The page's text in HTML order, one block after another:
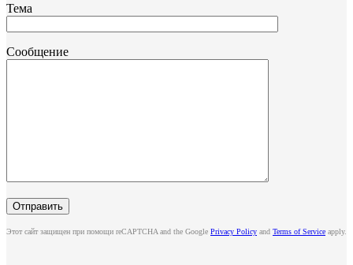
Тема
Сообщение
Этот сайт защищен при помощи reCAPTCHA and the Google Privacy Policy and Terms of Service apply.